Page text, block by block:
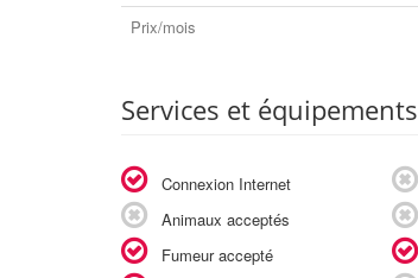
Prix/mois
Services et équipements
Connexion Internet
Animaux acceptés
Fumeur accepté